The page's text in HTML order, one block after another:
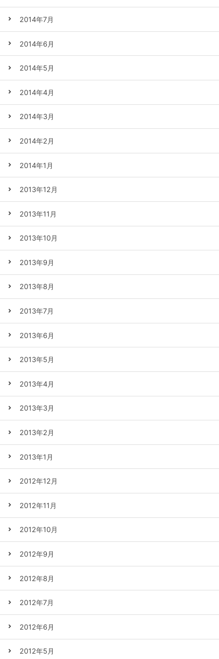
2014年7月
2014年6月
2014年5月
2014年4月
2014年3月
2014年2月
2014年1月
2013年12月
2013年11月
2013年10月
2013年9月
2013年8月
2013年7月
2013年6月
2013年5月
2013年4月
2013年3月
2013年2月
2013年1月
2012年12月
2012年11月
2012年10月
2012年9月
2012年8月
2012年7月
2012年6月
2012年5月